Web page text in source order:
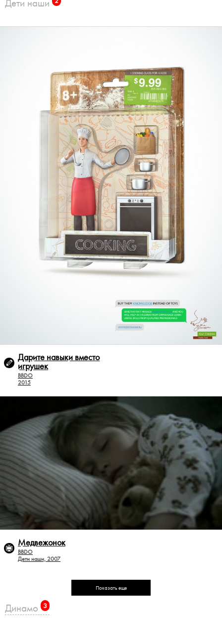
Дети наши
Дарите навыки вместо
игрушек
BBDO
2015
Медвежонок
BBDO
Дети наши, 2007
Показать еще
Динамо 3